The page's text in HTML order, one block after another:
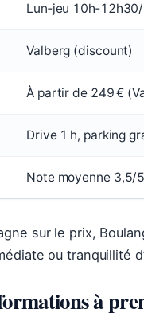
Lun‑jeu
Valberg (discount)
À partir de 249 €
Drive 1 h, parking
Note moyenne 3,5/
sur le prix,
ou tranquillité
à